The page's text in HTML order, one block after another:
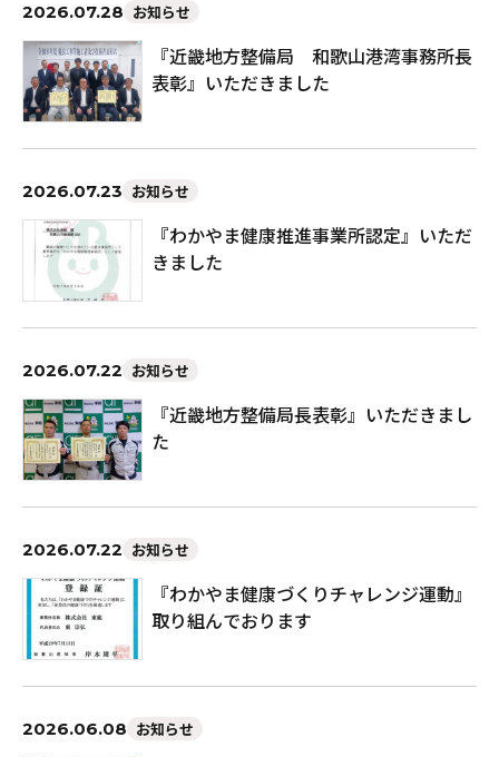
2026.07.28 お知らせ
『近畿地方整備局 和歌山港湾事務所長
表彰』いただきました
2026.07.23 お知らせ
『わかやま健康推進事業所認定』いただ
きました
2026.07.22 お知らせ
『近畿地方整備局長表彰』いただきまし
た
2026.07.22 お知らせ
『わかやま健康づくりチャレンジ運動』
取り組んでおります
2026.06.08 お知らせ